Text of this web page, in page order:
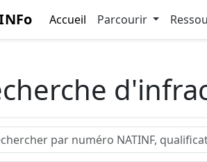
Accueil Parcourir